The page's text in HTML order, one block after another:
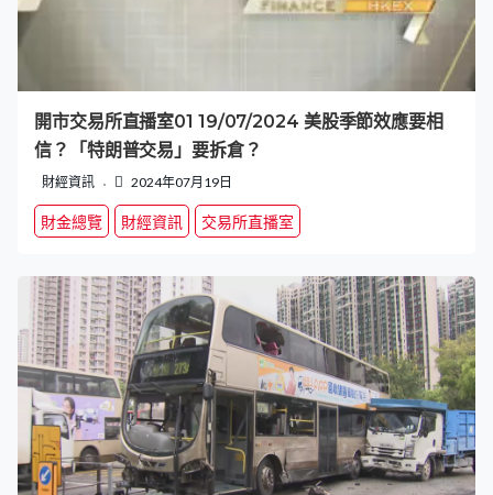
開市交易所直播室01 19/07/2024 美股季節效應要相
信？「特朗普交易」要拆倉？
財經資訊 2024年07月19日
財金總覽 財經資訊 交易所直播室